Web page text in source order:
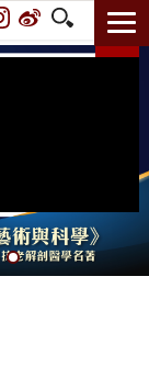
師審稿